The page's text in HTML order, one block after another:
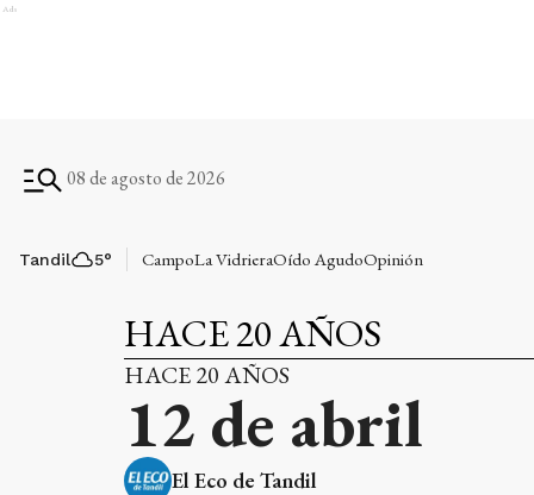
Ads
08 de agosto de 2026
Tandil 5° CampoLa VidrieraOído AgudoOpinión
HACE 20 AÑOS
HACE 20 AÑOS
12 de abril
El Eco de Tandil